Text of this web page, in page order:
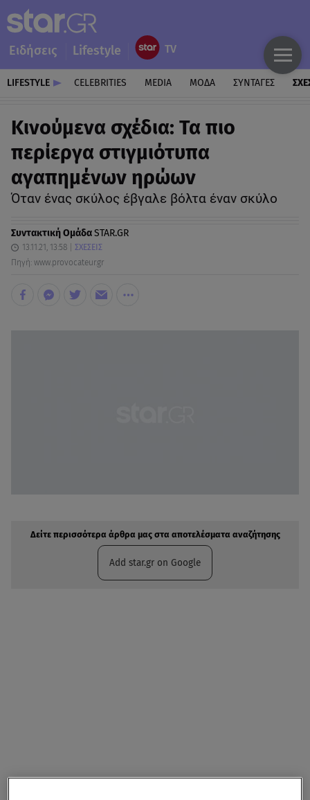
Ειδήσεις Lifestyle
LIFESTYLE CELEBRITIES MEDIA ΜΟΔΑ ΣΥΝΤΑΓΕΣ
Kινούμενα σχέδια: Τα πιο
περίεργα στιγμιότυπα
αγαπημένων ηρώων
Όταν ένας σκύλος έβγαλε βόλτα έναν σκύλο
Συντακτική ΟμάδαSTAR.GR
13.11.21, 13:58
ΣΧΕΣΕΙΣ
Πηγή: www.provocateur.gr
Δείτε περισσότερα άρθρα μας στα αποτελέσματα αναζήτησης
Add star.gr on Google